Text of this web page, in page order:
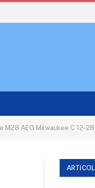
C 12-28 DCR M28